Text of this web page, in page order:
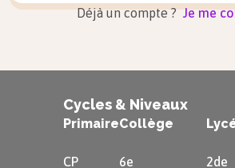
Déjà un compte ? Je me
Cycles & Niveaux
Primaire
CP
Collège
6e 2de